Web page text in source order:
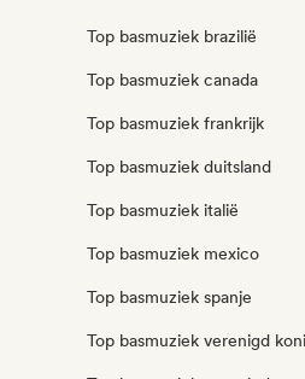
Top basmuziek brazilië
Top basmuziek canada
Top basmuziek frankrijk
Top basmuziek duitsland
Top basmuziek italië
Top basmuziek mexico
Top basmuziek spanje
Top basmuziek verenigd